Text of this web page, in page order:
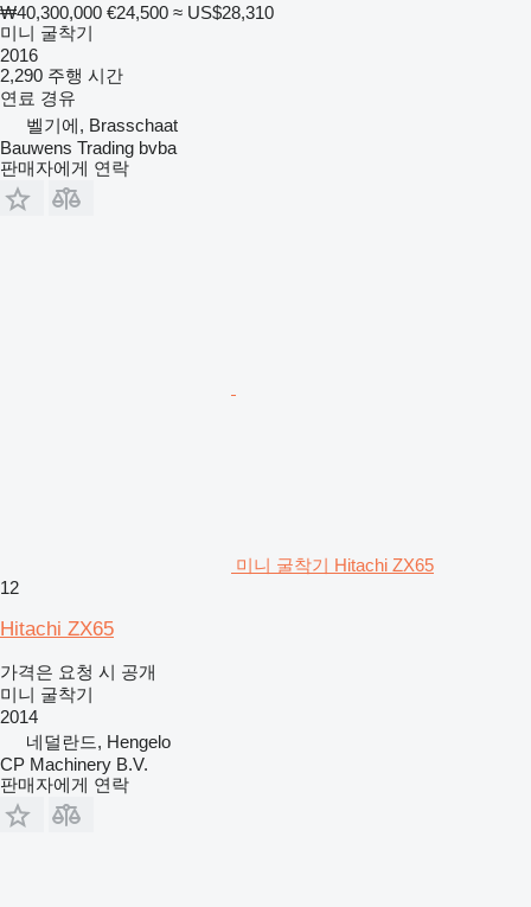
₩40,300,000 €24,500 ≈ US$28,310
미니 굴착기
2016
2,290 주행 시간
연료 경유
벨기에, Brasschaat
Bauwens Trading bvba
판매자에게 연락
미니 굴착기 Hitachi ZX65
12
Hitachi ZX65
가격은 요청 시 공개
미니 굴착기
2014
네덜란드, Hengelo
CP Machinery B.V.
판매자에게 연락